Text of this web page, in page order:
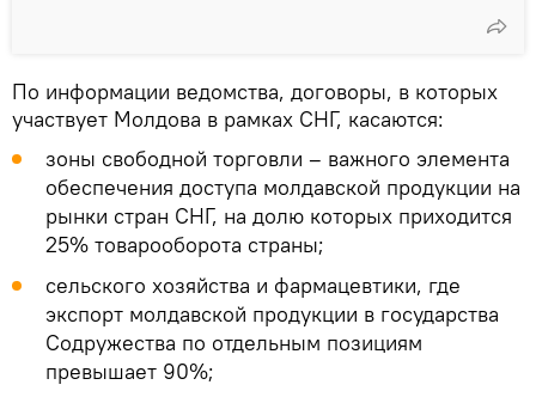
По информации ведомства, договоры, в которых
участвует Молдова в рамках СНГ, касаются:
зоны свободной торговли – важного элемента
обеспечения доступа молдавской продукции на
рынки стран СНГ, на долю которых приходится
25% товарооборота страны;
сельского хозяйства и фармацевтики, где
экспорт молдавской продукции в государства
Содружества по отдельным позициям
превышает 90%;